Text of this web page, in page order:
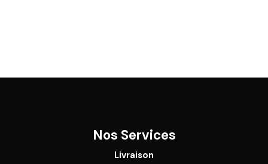
Nos Services
Livraison